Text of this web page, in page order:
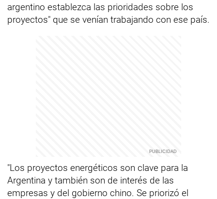
argentino establezca las prioridades sobre los
proyectos" que se venían trabajando con ese país.
"Los proyectos energéticos son clave para la
Argentina y también son de interés de las
empresas y del gobierno chino. Se priorizó el